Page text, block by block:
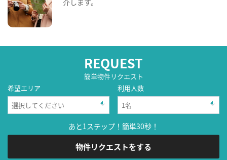
REQUEST
簡単物件リクエスト
希望エリア
利用人数
あと1ステップ！簡単30秒！
物件リクエストをする